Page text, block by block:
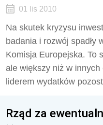
01 lis 2010
Na skutek kryzysu
badania i rozwój spadły
Komisja Europejska. To
ale większy niż w
liderem wydatków
Rząd za